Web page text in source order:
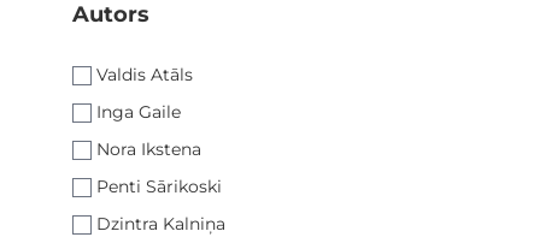
Autors
Valdis Atāls
Inga Gaile
Nora Ikstena
Penti Sārikoski
Dzintra Kalniņa